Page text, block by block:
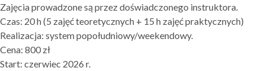
Zajęcia prowadzone są przez doświadczonego instruktora.
Czas: 20 h (5 zajęć teoretycznych + 15 h zajęć praktycznych)
Realizacja: system popołudniowy/weekendowy.
Cena: 800 zł
Start: czerwiec 2026 r.